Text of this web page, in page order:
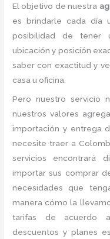
El objetivo de nuestra
es brindarle cada día
posibilidad de tener
ubicación y posición
saber con exactitud y
casa u oficina.
Pero nuestro servicio
nuestros valores
importación y entrega
necesite traer a
servicios encontrará
importar sus comprar
necesidades que
manera cómo la
tarifas de acuerdo
descuentos y planes